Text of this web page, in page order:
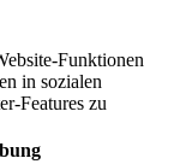
Funktionen
in sozialen
Features zu